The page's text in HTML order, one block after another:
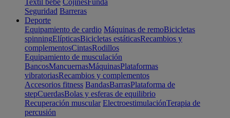
Textil bebé CojinesFunda
Seguridad Barreras
Deporte
Equipamiento de cardio Máquinas de remoBicicletas
spinningElípticasBicicletas estáticasRecambios y
complementosCintasRodillos
Equipamiento de musculación
BancosMancuernasMáquinasPlataformas
vibratoriasRecambios y complementos
Accesorios fitness BandasBarrasPlataforma de
stepCuerdasBolas y esferas de equilibrio
Recuperación muscular ElectroestimulaciónTerapia de
percusión